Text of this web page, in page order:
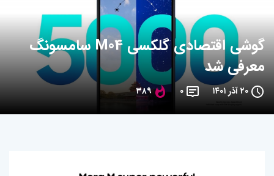
گوشی اقتصادی گلکسی M04 سامسونگ
معرفی شد
۲۰ آذر ۱۴۰۱ ۰ ۳۸۹